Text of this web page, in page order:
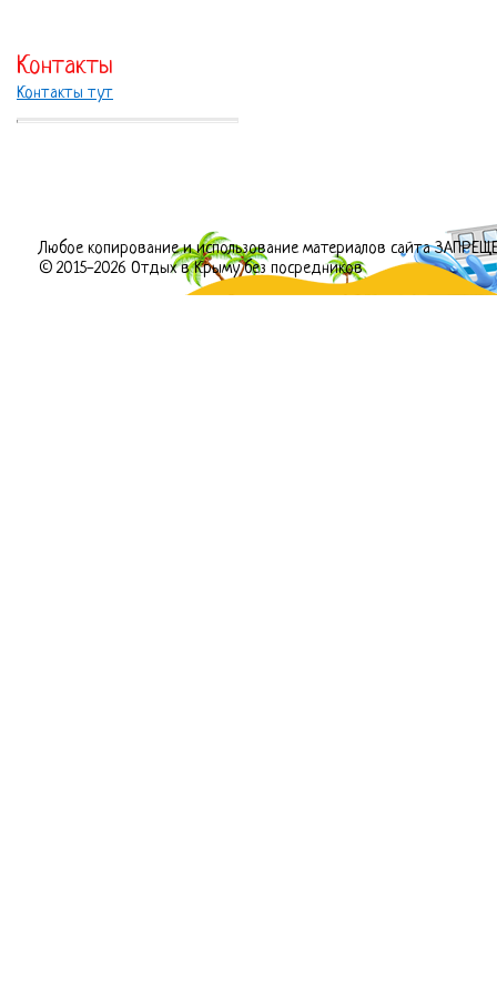
Контакты
Контакты тут
Любое копирование и использование материалов сайта
© 2015-2026 Отдых в Крыму без посредников